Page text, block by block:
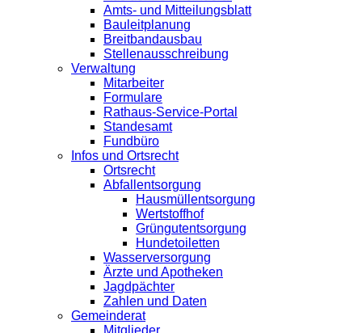
Amts- und Mitteilungsblatt
Bauleitplanung
Breitbandausbau
Stellenausschreibung
Verwaltung
Mitarbeiter
Formulare
Rathaus-Service-Portal
Standesamt
Fundbüro
Infos und Ortsrecht
Ortsrecht
Abfallentsorgung
Hausmüllentsorgung
Wertstoffhof
Grüngutentsorgung
Hundetoiletten
Wasserversorgung
Ärzte und Apotheken
Jagdpächter
Zahlen und Daten
Gemeinderat
Mitglieder